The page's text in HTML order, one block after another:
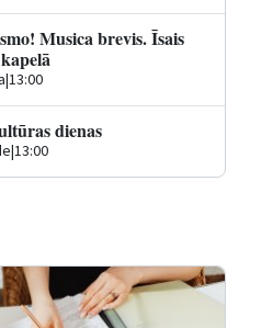
Musica brevis. Īsais
|13:00
dienas
|13:00